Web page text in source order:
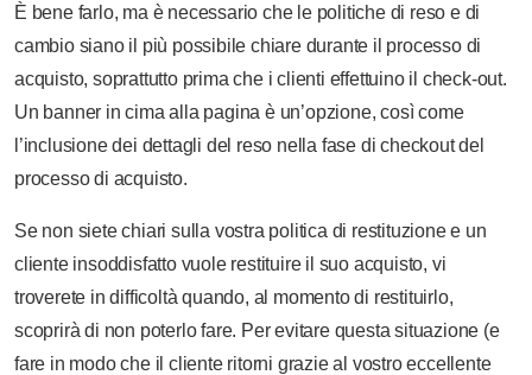
È bene farlo, ma è necessario che le politiche di reso e di
cambio siano il più possibile chiare durante il processo di
acquisto, soprattutto prima che i clienti effettuino il check-out.
Un banner in cima alla pagina è un’opzione, così come
l’inclusione dei dettagli del reso nella fase di checkout del
processo di acquisto.
Se non siete chiari sulla vostra politica di restituzione e un
cliente insoddisfatto vuole restituire il suo acquisto, vi
troverete in difficoltà quando, al momento di restituirlo,
scoprirà di non poterlo fare. Per evitare questa situazione (e
fare in modo che il cliente ritorni grazie al vostro eccellente